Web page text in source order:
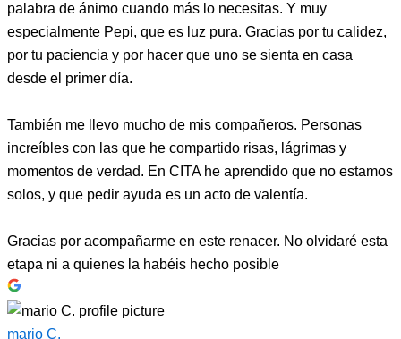
palabra de ánimo cuando más lo necesitas. Y muy
especialmente Pepi, que es luz pura. Gracias por tu calidez,
por tu paciencia y por hacer que uno se sienta en casa
desde el primer día.
También me llevo mucho de mis compañeros. Personas
increíbles con las que he compartido risas, lágrimas y
momentos de verdad. En CITA he aprendido que no estamos
solos, y que pedir ayuda es un acto de valentía.
Gracias por acompañarme en este renacer. No olvidaré esta
etapa ni a quienes la habéis hecho posible
mario C.